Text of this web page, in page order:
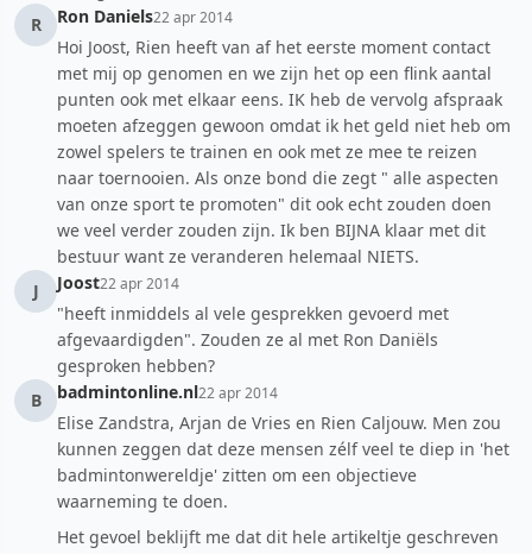
R
Ron Daniels22 apr 2014
Hoi Joost, Rien heeft van af het eerste moment contact
met mij op genomen en we zijn het op een flink aantal
punten ook met elkaar eens. IK heb de vervolg afspraak
moeten afzeggen gewoon omdat ik het geld niet heb om
zowel spelers te trainen en ook met ze mee te reizen
naar toernooien. Als onze bond die zegt " alle aspecten
van onze sport te promoten" dit ook echt zouden doen
we veel verder zouden zijn. Ik ben BIJNA klaar met dit
bestuur want ze veranderen helemaal NIETS.
J
Joost22 apr 2014
"heeft inmiddels al vele gesprekken gevoerd met
afgevaardigden". Zouden ze al met Ron Daniëls
gesproken hebben?
B
badmintonline.nl22 apr 2014
Elise Zandstra, Arjan de Vries en Rien Caljouw. Men zou
kunnen zeggen dat deze mensen zélf veel te diep in 'het
badmintonwereldje' zitten om een objectieve
waarneming te doen.
Het gevoel beklijft me dat dit hele artikeltje geschreven